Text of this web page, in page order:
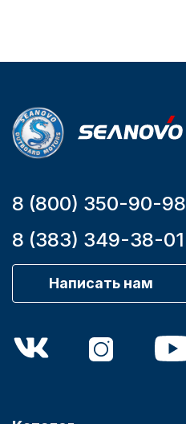
8 (800) 350-90-98
8 (383) 349-38-01
Написать нам